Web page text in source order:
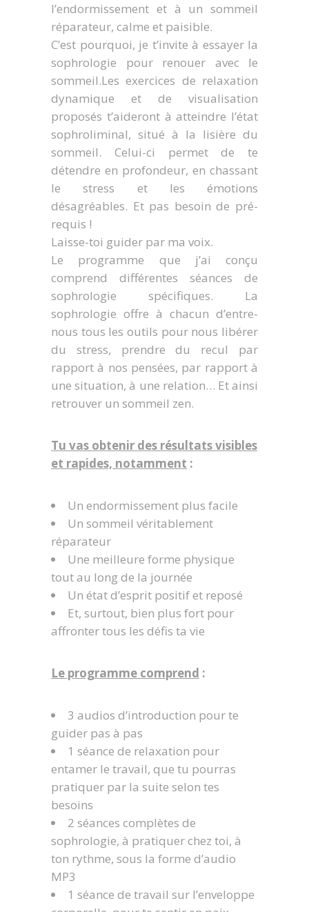
l’endormissement et à un sommeil
réparateur, calme et paisible.
C’est pourquoi, je t’invite à essayer la
sophrologie pour renouer avec le
sommeil.Les exercices de relaxation
dynamique et de visualisation
proposés t’aideront à atteindre l’état
sophroliminal, situé à la lisière du
sommeil. Celui-ci permet de te
détendre en profondeur, en chassant
le stress et les émotions
désagréables. Et pas besoin de pré-
requis !
Laisse-toi guider par ma voix.
Le programme que j’ai conçu
comprend différentes séances de
sophrologie spécifiques. La
sophrologie offre à chacun d’entre-
nous tous les outils pour nous libérer
du stress, prendre du recul par
rapport à nos pensées, par rapport à
une situation, à une relation… Et ainsi
retrouver un sommeil zen.
Tu vas obtenir des résultats visibles
et rapides, notamment :
Un endormissement plus facile
Un sommeil véritablement
réparateur
Une meilleure forme physique
tout au long de la journée
Un état d’esprit positif et reposé
Et, surtout, bien plus fort pour
affronter tous les défis ta vie
Le programme comprend :
3 audios d’introduction pour te
guider pas à pas
1 séance de relaxation pour
entamer le travail, que tu pourras
pratiquer par la suite selon tes
besoins
2 séances complètes de
sophrologie, à pratiquer chez toi, à
ton rythme, sous la forme d’audio
MP3
1 séance de travail sur l’enveloppe